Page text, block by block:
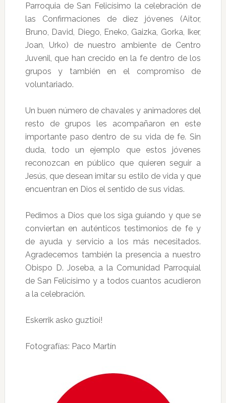
Parroquia de San Felicísimo la celebración de
las Confirmaciones de diez jóvenes (Aitor,
Bruno, David, Diego, Eneko, Gaizka, Gorka, Iker,
Joan, Urko) de nuestro ambiente de Centro
Juvenil, que han crecido en la fe dentro de los
grupos y también en el compromiso de
voluntariado.
Un buen número de chavales y animadores del
resto de grupos les acompañaron en este
importante paso dentro de su vida de fe. Sin
duda, todo un ejemplo que estos jóvenes
reconozcan en público que quieren seguir a
Jesús, que desean imitar su estilo de vida y que
encuentran en Dios el sentido de sus vidas.
Pedimos a Dios que los siga guiando y que se
conviertan en auténticos testimonios de fe y
de ayuda y servicio a los más necesitados.
Agradecemos también la presencia a nuestro
Obispo D. Joseba, a la Comunidad Parroquial
de San Felicísimo y a todos cuantos acudieron
a la celebración.
Eskerrik asko guztioi!
Fotografías: Paco Martín